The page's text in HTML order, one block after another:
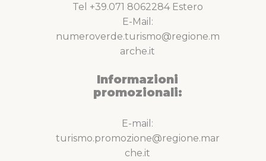
Tel +39.071 8062284 Estero
E-Mail:
numeroverde.turismo@regione.m
arche.it
Informazioni
promozionali:
E-mail:
turismo.promozione@regione.mar
che.it